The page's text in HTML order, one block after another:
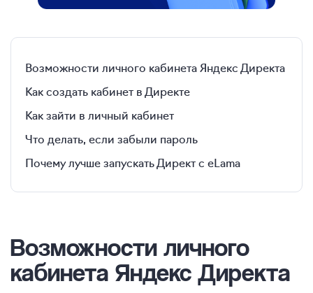
Возможности личного кабинета Яндекс Директа
Как создать кабинет в Директе
Как зайти в личный кабинет
Что делать, если забыли пароль
Почему лучше запускать Директ с eLama
Возможности личного
кабинета Яндекс Директа